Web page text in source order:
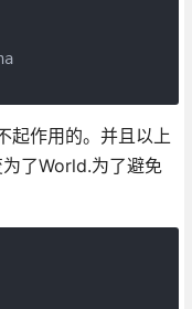
起作用的。并且以上
了World.为了避免